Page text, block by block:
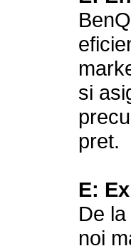
si
pret.
E:
De
noi